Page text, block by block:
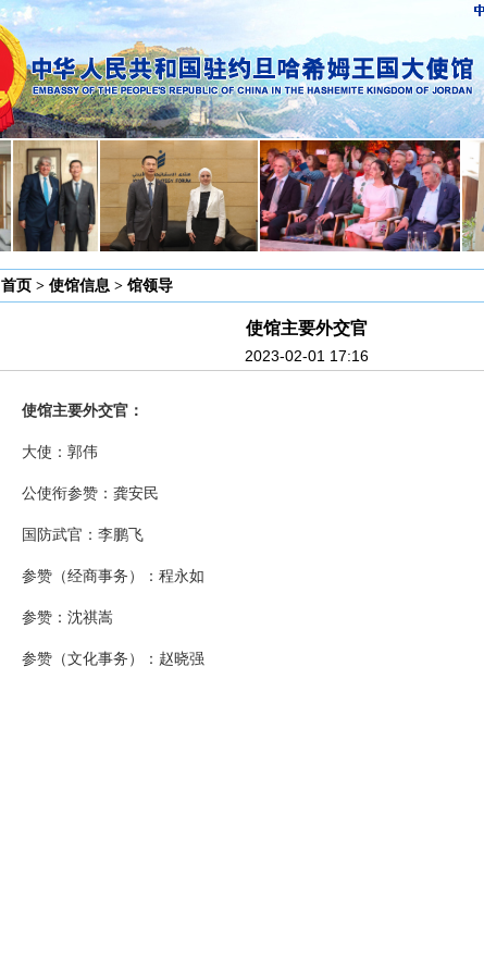
首页 > 使馆信息 > 馆领导
使馆主要外交官
2023-02-01 17:16
使馆主要外交官：
大使：郭伟
公使衔参赞：龚安民
国防武官：李鹏飞
参赞（经商事务）：程永如
参赞：沈祺嵩
参赞（文化事务）：赵晓强